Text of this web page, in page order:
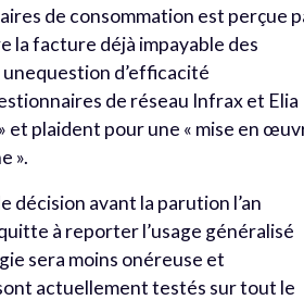
de consommation est perçue
la facture déjà impayable des
unequestion d’efficacité
de réseau Infrax et Elia
plaident pour une « mise en
».
décision avant la parution l’an
à reporter l’usage généralisé
sera moins onéreuse et
actuellement testés sur tout le